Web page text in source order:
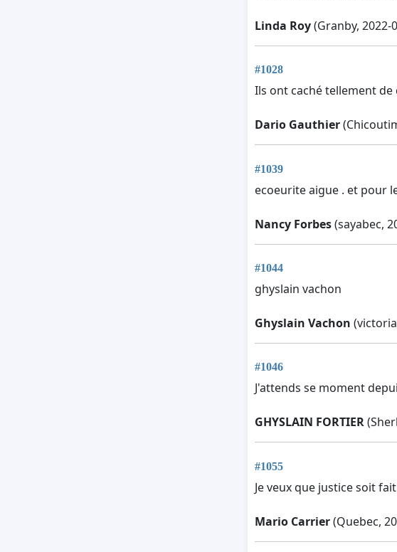
Linda Roy(Granby, 2022-
#1028
Ils ont caché tellement
Dario Gauthier
#1039
ecoeurite aigue . et pour
Nancy Forbes(sayabec,
#1044
ghyslain vachon
Ghyslain Vachon
#1046
J'attends se moment
GHYSLAIN FORTIER
#1055
Je veux que justice soit fait
Mario Carrier(Quebec,